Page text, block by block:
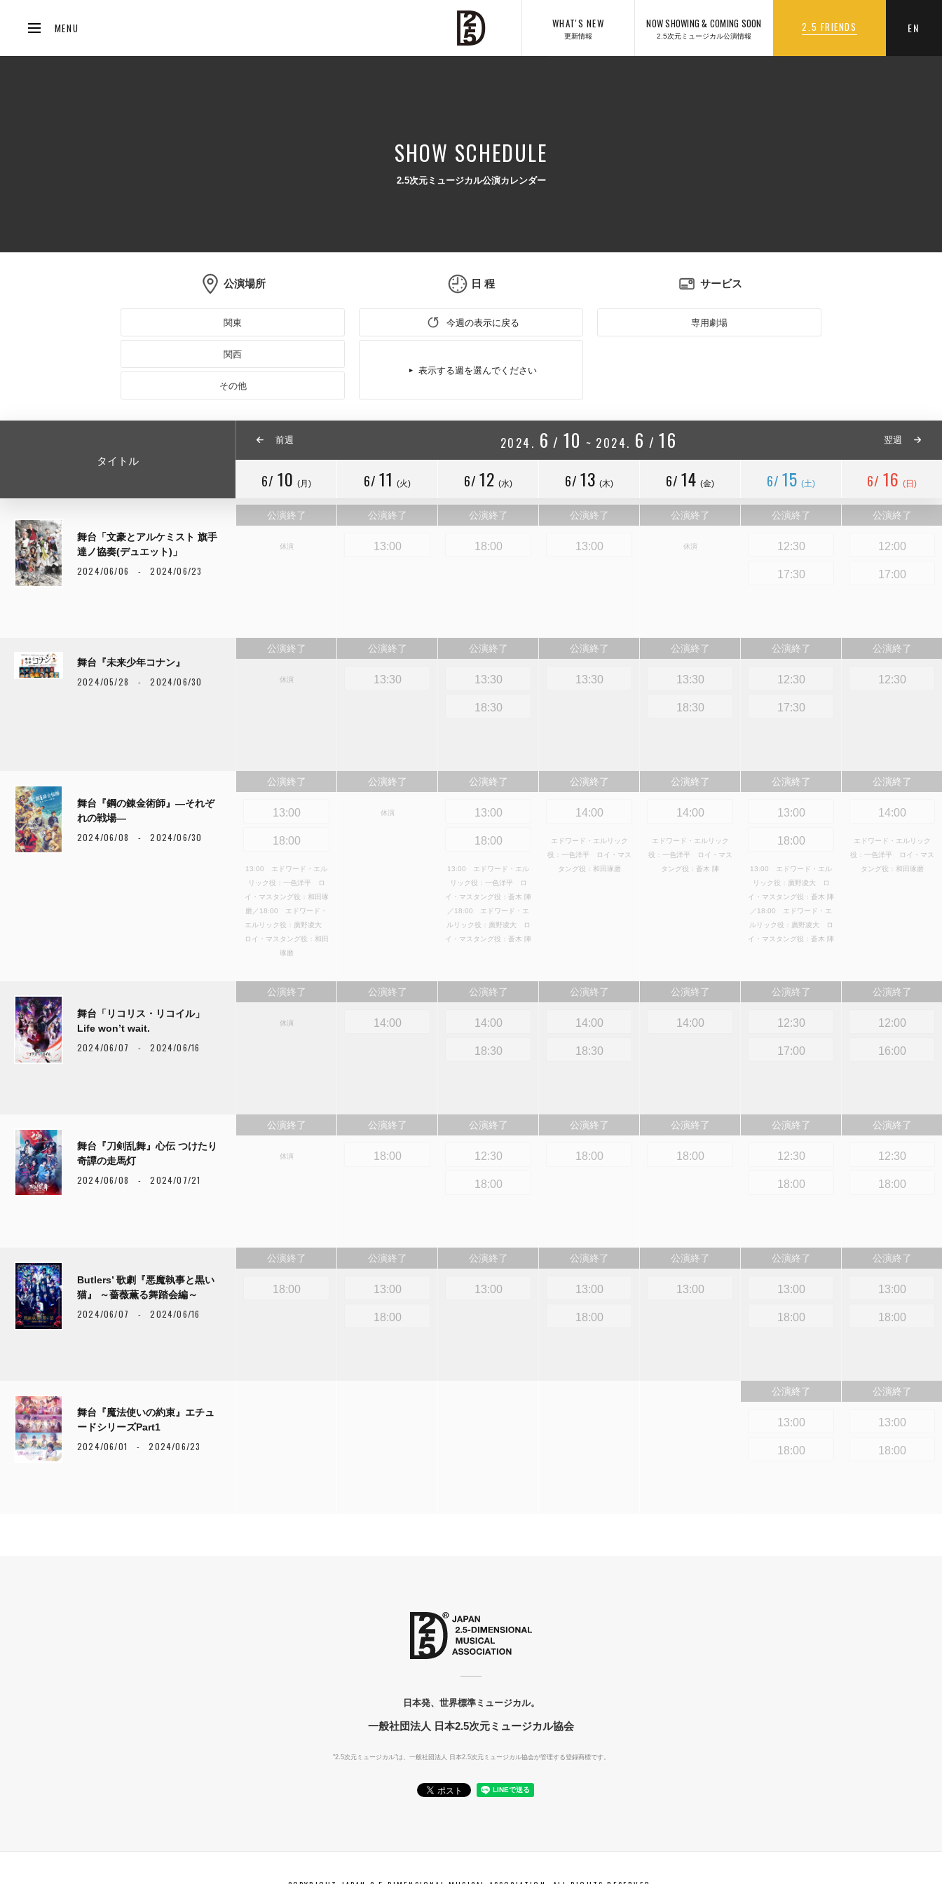
MENU EN
WHAT'S NEW
更新情報
NOW SHOWING & COMING SOON
2.5次元ミュージカル公演情報
2.5 FRIENDS
SHOW SCHEDULE
2.5次元ミュージカル公演カレンダー
公演場所
関東
関西
その他
日 程
今週の表示に戻る
表示する週を選んでください
サービス
専用劇場
タイトル
前週 2024. 6 / 10 ~ 2024. 6 / 16 翌週
6/ 10 (月) 6/11 (火) 6/12 (水) 6/13 (木) 6/14 (金) 6/15 (土) 6/ 16 (日)
舞台「文豪とアルケミスト 旗手
達ノ協奏(デュエット)」
2024/06/06 - 2024/06/23
公演終了
休演
公演終了
13:00
公演終了
18:00
公演終了
13:00
公演終了
休演
公演終了
12:30
17:30
公演終了
12:00
17:00
舞台『未来少年コナン』
2024/05/28 - 2024/06/30
公演終了
休演
公演終了
13:30
公演終了
13:30
18:30
公演終了
13:30
公演終了
13:30
18:30
公演終了
12:30
17:30
公演終了
12:30
舞台『鋼の錬金術師』―それぞ
れの戦場―
2024/06/08 - 2024/06/30
公演終了
13:00
18:00
13:00 エドワード・エル
リック役：一色洋平 ロ
イ・マスタング役：和田琢
磨／18:00 エドワード・
エルリック役：廣野凌大
ロイ・マスタング役：和田
琢磨
公演終了
休演
公演終了
13:00
18:00
13:00 エドワード・エル
リック役：一色洋平 ロ
イ・マスタング役：蒼木 陣
／18:00 エドワード・エ
ルリック役：廣野凌大 ロ
イ・マスタング役：蒼木 陣
公演終了
14:00
エドワード・エルリック
役：一色洋平 ロイ・マス
タング役：和田琢磨
公演終了
14:00
エドワード・エルリック
役：一色洋平 ロイ・マス
タング役：蒼木 陣
公演終了
13:00
18:00
13:00 エドワード・エル
リック役：廣野凌大 ロ
イ・マスタング役：蒼木 陣
／18:00 エドワード・エ
ルリック役：廣野凌大 ロ
イ・マスタング役：蒼木 陣
公演終了
14:00
エドワード・エルリック
役：一色洋平 ロイ・マス
タング役：和田琢磨
舞台「リコリス・リコイル」
Life wonʼt wait.
2024/06/07 - 2024/06/16
公演終了
休演
公演終了
14:00
公演終了
14:00
18:30
公演終了
14:00
18:30
公演終了
14:00
公演終了
12:30
17:00
公演終了
12:00
16:00
舞台『刀剣乱舞』心伝 つけたり
奇譚の走馬灯
2024/06/08 - 2024/07/21
公演終了
休演
公演終了
18:00
公演終了
12:30
18:00
公演終了
18:00
公演終了
18:00
公演終了
12:30
18:00
公演終了
12:30
18:00
Butlers’ 歌劇『悪魔執事と黒い
猫』 ～薔薇薫る舞踏会編～
2024/06/07 - 2024/06/16
公演終了
18:00
公演終了
13:00
18:00
公演終了
13:00
公演終了
13:00
18:00
公演終了
13:00
公演終了
13:00
18:00
公演終了
13:00
18:00
舞台『魔法使いの約束』エチュ
ードシリーズPart1
2024/06/01 - 2024/06/23
公演終了
13:00
18:00
公演終了
13:00
18:00
日本発、世界標準ミュージカル。
一般社団法人 日本2.5次元ミュージカル協会
"2.5次元ミュージカル"は、一般社団法人 日本2.5次元ミュージカル協会が管理する登録商標です。